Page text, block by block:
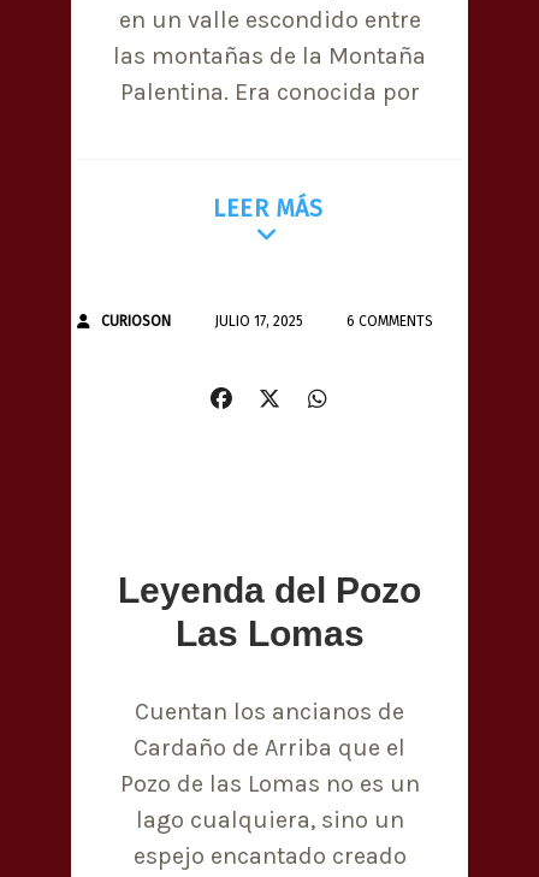
en un valle escondido entre
las montañas de la Montaña
Palentina. Era conocida por
LEER MÁS
CURIOSON JULIO 17, 2025 6 COMMENTS
Leyenda del Pozo
Las Lomas
Cuentan los ancianos de
Cardaño de Arriba que el
Pozo de las Lomas no es un
lago cualquiera, sino un
espejo encantado creado